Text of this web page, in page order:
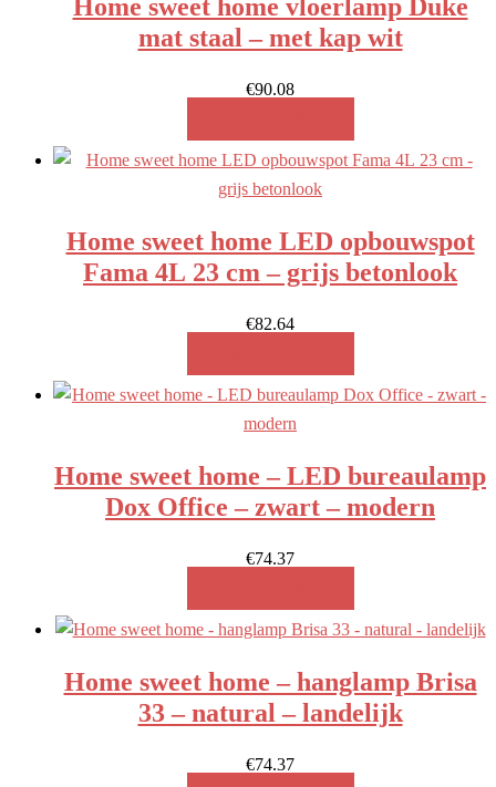
Home sweet home vloerlamp Duke
mat staal – met kap wit
€90.08
Home sweet home LED opbouwspot
Fama 4L 23 cm – grijs betonlook
€82.64
Home sweet home – LED bureaulamp
Dox Office – zwart – modern
€74.37
Home sweet home – hanglamp Brisa
33 – natural – landelijk
€74.37